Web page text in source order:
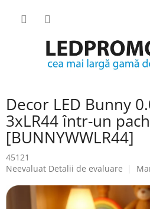
Decor LED Bunny
3xLR44 într-un
[BUNNYWWLR44]
45121
Evaluarea
a
Neevaluat Detalii de evaluare